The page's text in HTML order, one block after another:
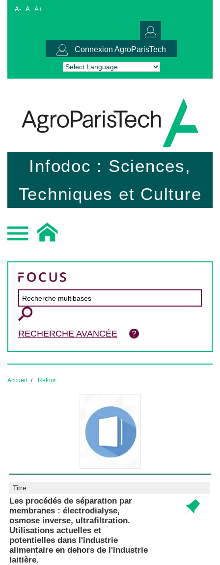
A- A A+
Connexion AgroParisTech
Powered by Translate
Infodoc : Sciences,
Techniques et Culture
RECHERCHE AVANCÉE
Accueil Retour
Titre :
Les procédés de séparation par
membranes : électrodialyse,
osmose inverse, ultrafiltration.
Utilisations actuelles et
potentielles dans l'industrie
alimentaire en dehors de l'industrie
laitière.